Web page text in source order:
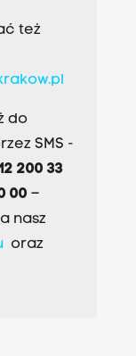
też
do
SMS -
200 33
00 –
nasz
oraz